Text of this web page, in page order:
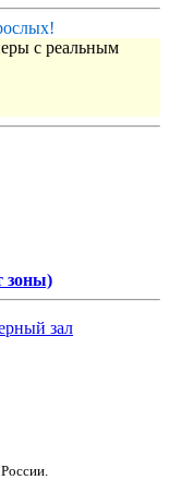
с реальным
зоны)
зал